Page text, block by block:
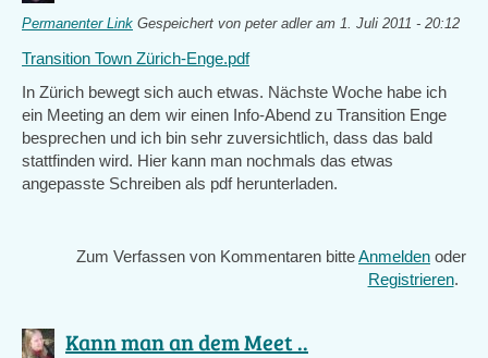
Permanenter Link Gespeichert von peter adleram 1. Juli 2011 - 20:12
Transition Town Zürich-Enge.pdf
In Zürich bewegt sich auch etwas. Nächste Woche habe ich
ein Meeting an dem wir einen Info-Abend zu Transition Enge
besprechen und ich bin sehr zuversichtlich, dass das bald
stattfinden wird. Hier kann man nochmals das etwas
angepasste Schreiben als pdf herunterladen.
Zum Verfassen von Kommentaren bitteAnmelden oder
Registrieren.
Kann man an dem Meet ..